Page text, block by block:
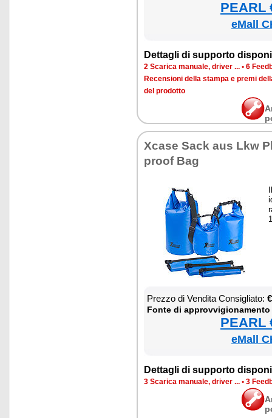
PEARL
eMall
Det­ta­gli di sup­por­to
2 Sca­ri­ca ma­nua­le, dri­ver ... • 6
Re­cen­sio­ni del­la stam­pa e pre­mi
del pro­dot­to
Xca­se Sack aus Lkw
proof Bag
Prez­zo di Ven­di­ta Con­si­glia­to:
Fon­te di ap­prov­vi­gio­na­men­to
PEARL
eMall
Det­ta­gli di sup­por­to
3 Sca­ri­ca ma­nua­le, dri­ver ... • 3